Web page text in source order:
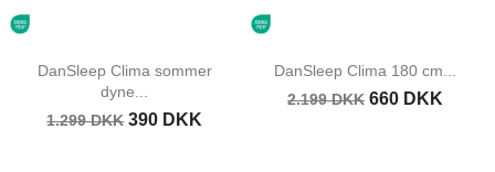
DanSleep Clima sommer
dyne...
1.299 DKK 390 DKK
DanSleep Clima 180 cm...
2.199 DKK 660 DKK